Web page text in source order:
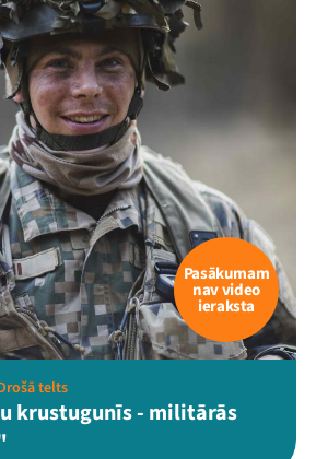
Pasākumam
nav video
ieraksta
telts
krustugunīs - militārās